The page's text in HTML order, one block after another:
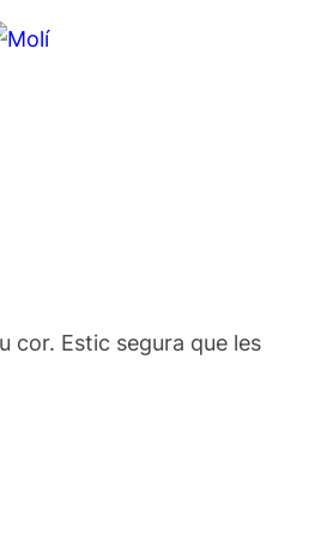
cor. Estic segura que les